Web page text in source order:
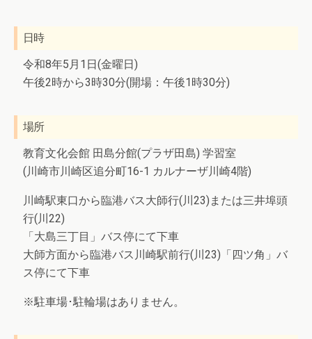
日時
令和8年5月1日(金曜日)
午後2時から3時30分(開場：午後1時30分)
場所
教育文化会館 田島分館(プラザ田島) 学習室
(川崎市川崎区追分町16-1 カルナーザ川崎4階)
川崎駅東口から臨港バス大師行(川23)または三井埠頭
行(川22)
「大島三丁目」バス停にて下車
大師方面から臨港バス川崎駅前行(川23)「四ツ角」バ
ス停にて下車
※駐車場･駐輪場はありません。